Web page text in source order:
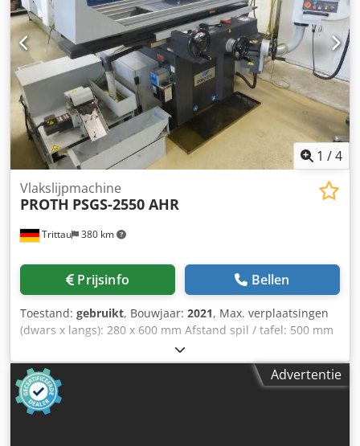
1 /4
Trittau 380 km
Vlakslijpmachine
PROTH PSGS-2550 AHR
Prijsinfo Bellen
Toestand: gebruikt, Bouwjaar: 2021, Max. verplaatsingen
(dwars x langs): 280 x 600 mm Afstand spil / tafel: 500 mm
Slijpoppervlak van de tafel: 250 x 500 mm Afmetingen
slijpschijf: 355 x 25 x 127 mm Toerental slijpschijf: 1.500 /
1.800 min⁻¹ Aandrijfvermogen: 2,2 kW Naar ons oordeel
bevindt de machine zich in een goede gebruikte staat en
kan na afspraak onder stroom worden bezichtigd.
Advertentie